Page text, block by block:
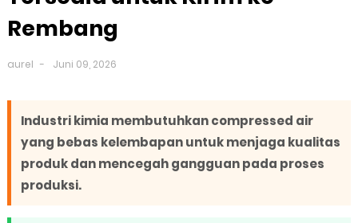
Rembang
aurel Juni 09, 2026
Industri kimia membutuhkan compressed air
yang bebas kelembapan untuk menjaga kualitas
produk dan mencegah gangguan pada proses
produksi.